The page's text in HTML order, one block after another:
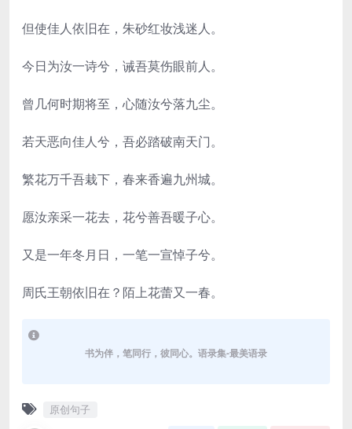
但使佳人依旧在，朱砂红妆浅迷人。
今日为汝一诗兮，诫吾莫伤眼前人。
曾几何时期将至，心随汝兮落九尘。
若天恶向佳人兮，吾必踏破南天门。
繁花万千吾栽下，春来香遍九州城。
愿汝亲采一花去，花兮善吾暖子心。
又是一年冬月日，一笔一宣悼子兮。
周氏王朝依旧在？陌上花蕾又一春。
书为伴，笔同行，彼同心。语录集-最美语录
原创句子